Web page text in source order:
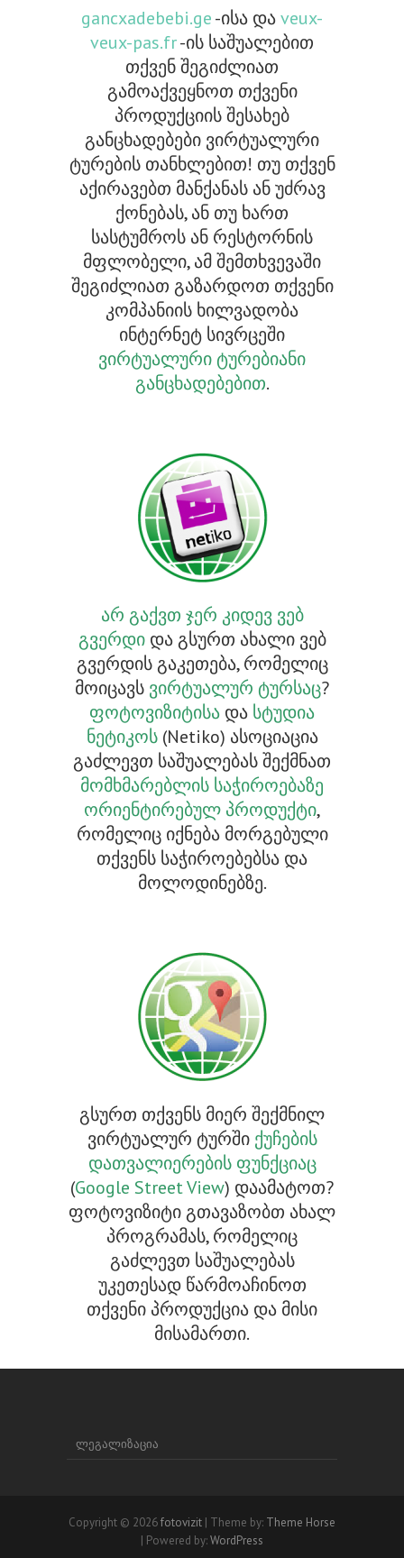
gancxadebebi.ge-ისა დაveux-
veux-pas.fr-ის საშუალებით
თქვენ შეგიძლიათ
გამოაქვეყნოთ თქვენი
პროდუქციის შესახებ
განცხადებები ვირტუალური
ტურების თანხლებით! თუ თქვენ
აქირავებთ მანქანას ან უძრავ
ქონებას, ან თუ ხართ
სასტუმროს ან რესტორნის
მფლობელი, ამ შემთხვევაში
შეგიძლიათ გაზარდოთ თქვენი
კომპანიის ხილვადობა
ინტერნეტ სივრცეში
ვირტუალური ტურებიანი
განცხადებებით.
არ გაქვთ ჯერ კიდევ ვებ
გვერდიდა გსურთ ახალი ვებ
გვერდის გაკეთება, რომელიც
მოიცავს ვირტუალურ ტურსაც?
ფოტოვიზიტისა და სტუდია
ნეტიკოს(Netiko) ასოციაცია
გაძლევთ საშუალებას შექმნათ
მომხმარებლის საჭიროებაზე
ორიენტირებულ პროდუქტი,
რომელიც იქნება მორგებული
თქვენს საჭიროებებსა და
მოლოდინებზე.
გსურთ თქვენს მიერ შექმნილ
ვირტუალურ ტურში ქუჩების
დათვალიერების ფუნქციაც
(Google Street View) დაამატოთ?
ფოტოვიზიტი გთავაზობთ ახალ
პროგრამას, რომელიც
გაძლევთ საშუალებას
უკეთესად წარმოაჩინოთ
თქვენი პროდუქცია და მისი
მისამართი.
ლეგალიზაცია
Copyright © 2026fotovizit | Theme by: Theme Horse
| Powered by:WordPress